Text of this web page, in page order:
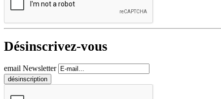
Désinscrivez-vous
email Newsletter